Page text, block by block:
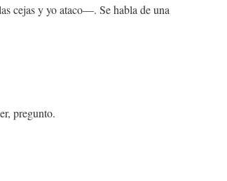
cejas y yo ataco—. Se habla de una
pregunto.